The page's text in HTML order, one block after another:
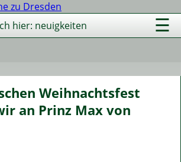
☰
hier: neuigkeiten
Weihnachtsfest
an Prinz Max von